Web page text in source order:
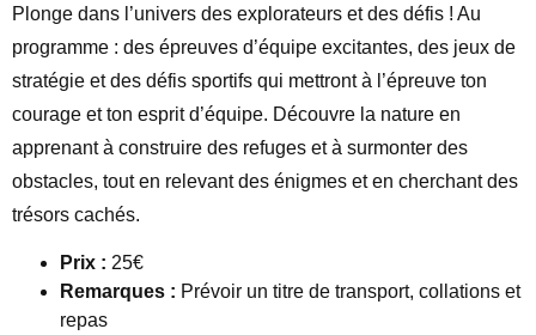
Plonge dans l’univers des explorateurs et des défis ! Au
programme : des épreuves d’équipe excitantes, des jeux de
stratégie et des défis sportifs qui mettront à l’épreuve ton
courage et ton esprit d’équipe. Découvre la nature en
apprenant à construire des refuges et à surmonter des
obstacles, tout en relevant des énigmes et en cherchant des
trésors cachés.
Prix : 25€
Remarques : Prévoir un titre de transport, collations et
repas